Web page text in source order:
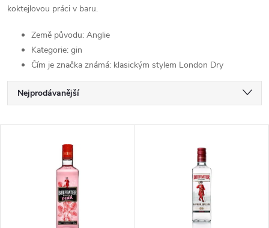
koktejlovou práci v baru.
Země původu: Anglie
Kategorie: gin
Čím je značka známá: klasickým stylem London Dry
Ř
a
Nejprodávanější